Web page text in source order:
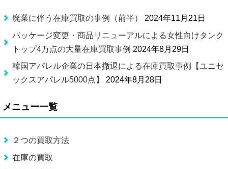
廃業に伴う在庫買取の事例（前半）
2024年11月21日
パッケージ変更・商品リニューアルによる女性向けタンク
トップ4万点の大量在庫買取事例 2024年8月29日
韓国アパレル企業の日本撤退による在庫買取事例【ユニセ
ックスアパレル5000点】
2024年8月28日
メニュー一覧
２つの買取方法
在庫の買取